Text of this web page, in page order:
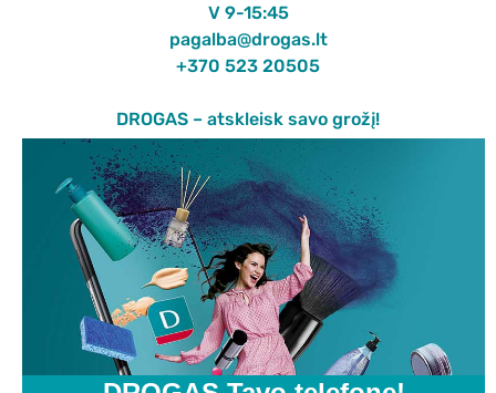
V 9-15:45
pagalba@drogas.lt
+370 523 20505
DROGAS – atskleisk savo grožį!